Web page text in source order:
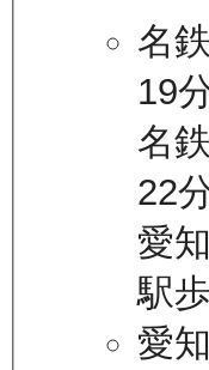
名
19
名
22
愛
駅
愛